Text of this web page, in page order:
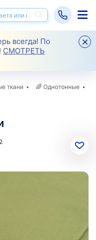
всегда! По
СМОТРЕТЬ
ткани 🌈 Однотонные